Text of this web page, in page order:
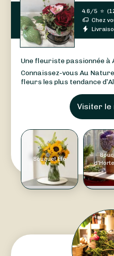
4.6/5 ⭐ (
Chez
Une fleuriste passionnée à
Connaissez-vous Au
fleurs les plus tendance
Visiter le
Bouquet Été